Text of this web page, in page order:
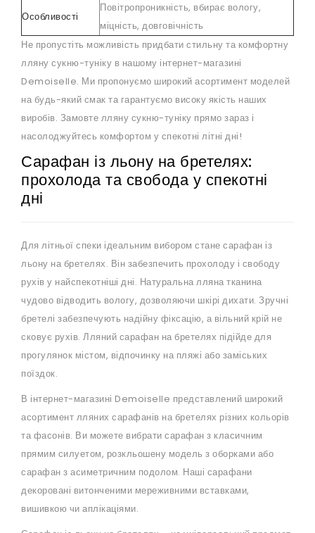
Особливості
Повітропроникність, вбирає вологу,
міцність, довговічність
Не пропустіть можливість придбати стильну та комфортну
лляну сукню-туніку в нашому інтернет-магазині
Demoiselle. Ми пропонуємо широкий асортимент моделей
на будь-який смак та гарантуємо високу якість наших
виробів. Замовте лляну сукню-туніку прямо зараз і
насолоджуйтесь комфортом у спекотні літні дні!
Сарафан із льону на бретелях:
прохолода та свобода у спекотні
дні
Для літньої спеки ідеальним вибором стане сарафан із
льону на бретелях. Він забезпечить прохолоду і свободу
рухів у найспекотніші дні. Натуральна лляна тканина
чудово відводить вологу, дозволяючи шкірі дихати. Зручні
бретелі забезпечують надійну фіксацію, а вільний крій не
сковує рухів. Лляний сарафан на бретелях підійде для
прогулянок містом, відпочинку на пляжі або заміських
поїздок.
В інтернет-магазині Demoiselle представлений широкий
асортимент лляних сарафанів на бретелях різних кольорів
та фасонів. Ви можете вибрати сарафан з класичним
прямим силуетом, розкльошену модель з оборками або
сарафан з асиметричним подолом. Наші сарафани
декоровані витонченими мереживними вставками,
вишивкою чи аплікаціями.